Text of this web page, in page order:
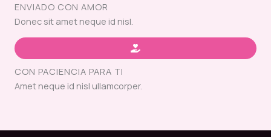
ENVIADO CON AMOR
Donec sit amet neque id nisl.
CON PACIENCIA PARA TI
Amet neque id nisl ullamcorper.